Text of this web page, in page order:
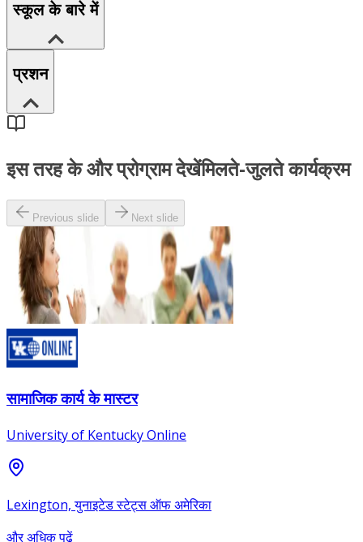
स्कूल के बारे में
प्रशन
इस तरह के और प्रोग्राम देखेंमिलते-जुलते कार्यक्रम
Previous slide Next slide
सामाजिक कार्य के मास्टर
University of Kentucky Online
Lexington, युनाइटेड स्टेट्स ऑफ अमेरिका
और अधिक पढ़ें